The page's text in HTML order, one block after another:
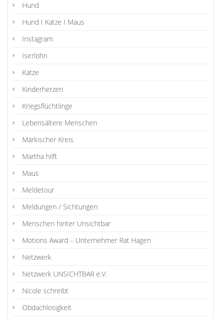
Hund
Hund I Katze I Maus
Instagram
Iserlohn
Katze
Kinderherzen
Kriegsflüchtlinge
Lebensältere Menschen
Märkischer Kreis
Martha hilft
Maus
Meldetour
Meldungen / Sichtungen
Menschen hinter Unsichtbar
Motions Award – Unternehmer Rat Hagen
Netzwerk
Netzwerk UNSICHTBAR e.V.
Nicole schreibt
Obdachlosigkeit